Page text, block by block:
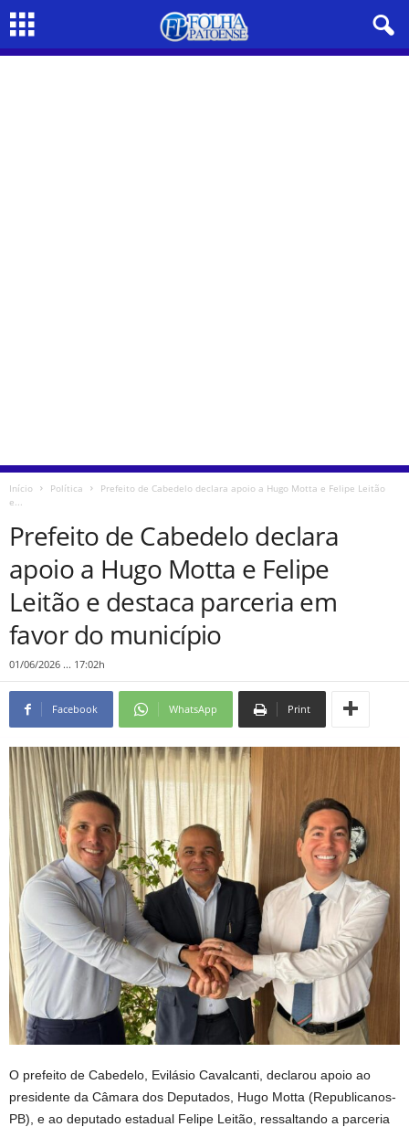
Início Política
Prefeito de Cabedelo declara apoio a Hugo Motta e Felipe Leitão
e...
Prefeito de Cabedelo declara
apoio a Hugo Motta e Felipe
Leitão e destaca parceria em
favor do município
01/06/2026 ... 17:02h
Facebook WhatsApp Print
O prefeito de Cabedelo, Evilásio Cavalcanti, declarou apoio ao
presidente da Câmara dos Deputados, Hugo Motta (Republicanos-
PB), e ao deputado estadual Felipe Leitão, ressaltando a parceria